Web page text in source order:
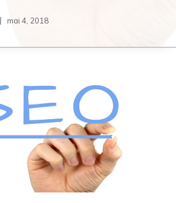
mai 4, 2018